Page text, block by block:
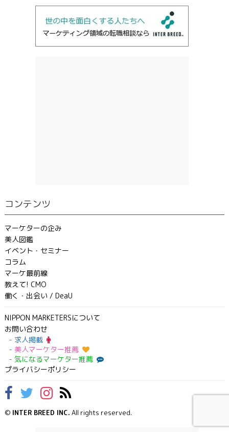
コンテンツ
マーケターの企み
美人図鑑
イベント・セミナー
コラム
マーケ最前線
教えて! CMO
働く・出会い / DeaU
NIPPON MARKETERSについて
お問い合わせ
求人掲載
美人マーケター推薦
気になるマーケター推薦
プライバシーポリシー
© INTER BREED INC. All rights reserved.